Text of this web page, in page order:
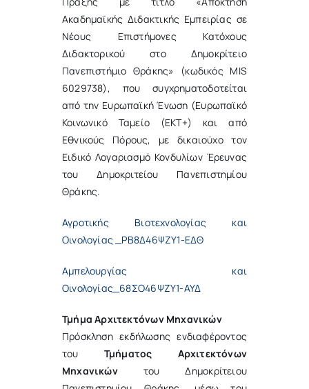
Ακαδημαϊκής Διδακτικής Εμπειρίας σε
Νέους Επιστήμονες Κατόχους
Διδακτορικού στο Δημοκρίτειο
Πανεπιστήμιο Θράκης» (κωδικός MIS
6029738), που συγχρηματοδοτείται
από την Ευρωπαϊκή Ένωση (Ευρωπαϊκό
Κοινωνικό Ταμείο (ΕΚΤ+) και από
Εθνικούς Πόρους, με δικαιούχο τον
Ειδικό Λογαριασμό Κονδυλίων Έρευνας
του Δημοκριτείου Πανεπιστημίου
Θράκης.
Αγροτικής Βιοτεχνολογίας και
Οινολογίας _ΡΒ8Δ46ΨΖΥ1-ΕΔΘ
Αμπελουργίας και
Οινολογίας_68ΣΟ46ΨΖΥ1-ΑΥΔ
Τμήμα Αρχιτεκτόνων Μηχανικών
Πρόσκληση εκδήλωσης ενδιαφέροντος
του Τμήματος Αρχιτεκτόνων
Μηχανικών του Δημοκρίτειου